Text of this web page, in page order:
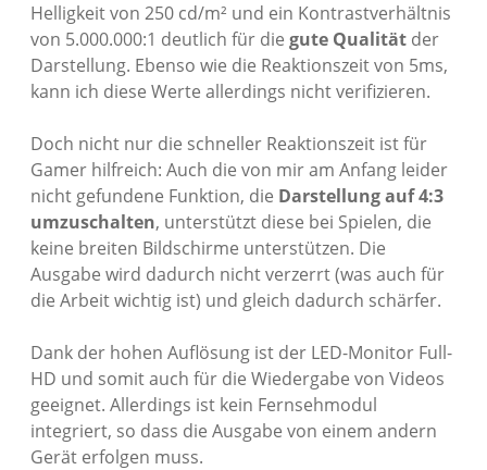
Helligkeit von 250 cd/m² und ein Kontrastverhältnis
von 5.000.000:1 deutlich für die gute Qualität der
Darstellung. Ebenso wie die Reaktionszeit von 5ms,
kann ich diese Werte allerdings nicht verifizieren.
Doch nicht nur die schneller Reaktionszeit ist für
Gamer hilfreich: Auch die von mir am Anfang leider
nicht gefundene Funktion, die Darstellung auf 4:3
umzuschalten, unterstützt diese bei Spielen, die
keine breiten Bildschirme unterstützen. Die
Ausgabe wird dadurch nicht verzerrt (was auch für
die Arbeit wichtig ist) und gleich dadurch schärfer.
Dank der hohen Auflösung ist der LED-Monitor Full-
HD und somit auch für die Wiedergabe von Videos
geeignet. Allerdings ist kein Fernsehmodul
integriert, so dass die Ausgabe von einem andern
Gerät erfolgen muss.